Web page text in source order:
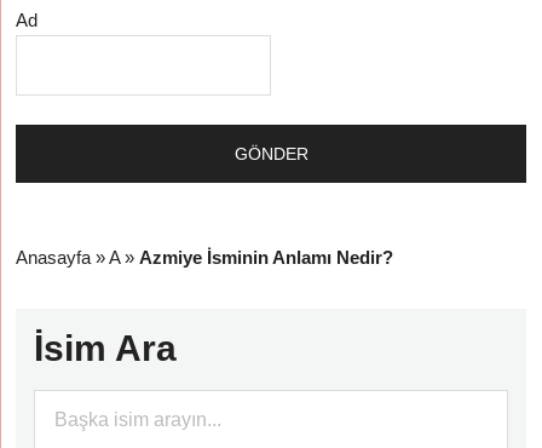
Ad
Anasayfa »A»Azmiye İsminin Anlamı Nedir?
İsim Ara